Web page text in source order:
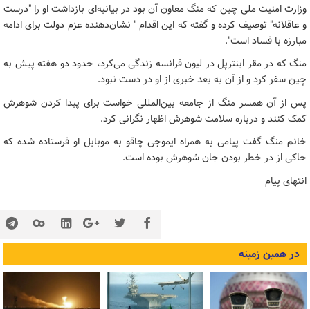
وزارت امنیت ملی چین که منگ معاون آن بود در بیانیه‌ای بازداشت او را "درست
و عاقلانه" توصیف کرده و گفته که این اقدام " نشان‌دهنده عزم دولت برای ادامه
مبارزه با فساد است".
منگ که در مقر اینترپل در لیون فرانسه زندگی می‌کرد، حدود دو هفته پیش به
چین سفر کرد و از آن به بعد خبری از او در دست نبود.
پس از آن همسر منگ از جامعه بین‌المللی خواست برای پیدا کردن شوهرش
کمک کنند و درباره سلامت شوهرش اظهار نگرانی کرد.
خانم منگ گفت پیامی به همراه ایموجی چاقو به موبایل او فرستاده شده که
حاکی از در خطر بودن جان شوهرش بوده است.
انتهای پیام
در همین زمینه